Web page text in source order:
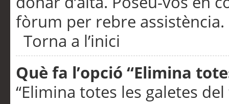
fòrum per rebre assistència.
Torna a l’inici
Què fa l’opció “Elimina
“Elimina totes les galetes